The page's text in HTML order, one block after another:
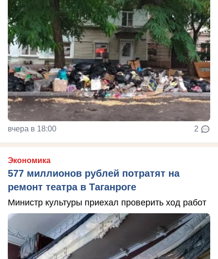
вчера в 18:00 2
Экономика
577 миллионов рублей потратят на
ремонт театра в Таганроге
Министр культуры приехал проверить ход работ